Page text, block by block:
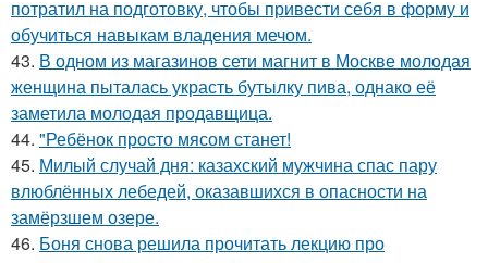
потратил на подготовку, чтобы привести себя в форму и
обучиться навыкам владения мечом.
43. В одном из магазинов сети магнит в Москве молодая
женщина пыталась украсть бутылку пива, однако её
заметила молодая продавщица.
44. "Ребёнок просто мясом станет!
45. Милый случай дня: казахский мужчина спас пару
влюблённых лебедей, оказавшихся в опасности на
замёрзшем озере.
46. Боня снова решила прочитать лекцию про